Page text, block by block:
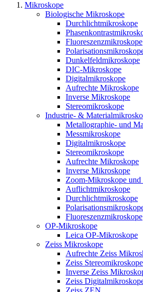
Mikroskope
Biologische Mikroskope
Durchlichtmikroskope
Fluoreszenzmikroskope
Dunkelfeldmikroskope
DIC-Mikroskope
Digitalmikroskope
Aufrechte Mikroskope
Inverse Mikroskope
Stereomikroskope
Industrie- &
Metallographie- und
Messmikroskope
Digitalmikroskope
Stereomikroskope
Aufrechte Mikroskope
Inverse Mikroskope
Zoom-Mikroskope und
Auflichtmikroskope
Durchlichtmikroskope
Fluoreszenzmikroskope
OP-Mikroskope
Leica OP-Mikroskope
Zeiss Mikroskope
Aufrechte Zeiss
Zeiss Stereomikroskope
Inverse Zeiss
Zeiss
Zeiss ZEN